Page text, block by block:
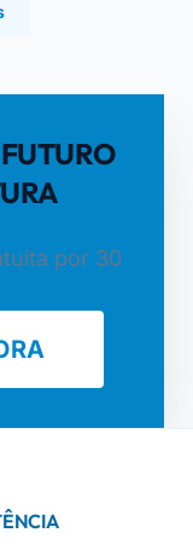
por 30